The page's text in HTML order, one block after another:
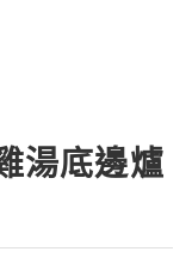
湯底邊爐